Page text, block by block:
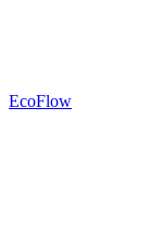
EcoFlow